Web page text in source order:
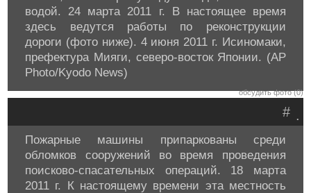
водой. 24 марта 2011 г. В настоящее время
здесь ведутся работы по реконструкции
дороги (фото ниже). 4 июня 2011 г. Исиномаки,
префектура Мияги, северо-восток Японии. (AP
Photo/Kyodo News)
обсудить фото (0)
.
#
Пожарные машины припаркованы среди
обломков сооружений во время проведения
поисково-спасательных операций. 18 марта
2011 г. К настоящему времени эта местность